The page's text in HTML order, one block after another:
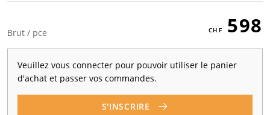
Brut / pce 598
Veuillez vous connecter pour pouvoir utiliser le panier
d'achat et passer vos commandes.
S'INSCRIRE